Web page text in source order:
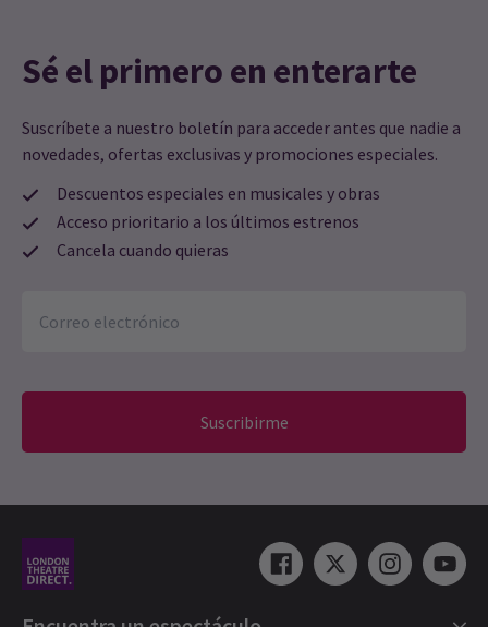
Sé el primero en enterarte
Suscríbete a nuestro boletín para acceder antes que nadie a
novedades, ofertas exclusivas y promociones especiales.
Descuentos especiales en musicales y obras
Acceso prioritario a los últimos estrenos
Cancela cuando quieras
Suscribirme